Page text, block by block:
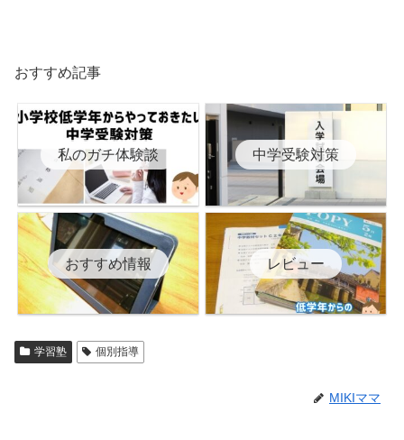
おすすめ記事
私のガチ体験談 中学受験対策
おすすめ情報 レビュー
学習塾 個別指導
MIKIママ